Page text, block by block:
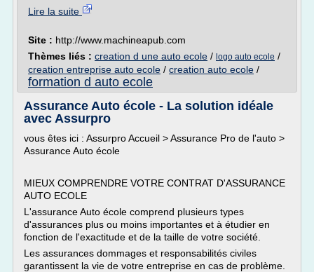
Lire la suite
Site : http://www.machineapub.com
Thèmes liés : creation d une auto ecole / logo auto ecole /
creation entreprise auto ecole / creation auto ecole /
formation d auto ecole
Assurance Auto école - La solution idéale
avec Assurpro
vous êtes ici : Assurpro Accueil > Assurance Pro de l'auto >
Assurance Auto école
MIEUX COMPRENDRE VOTRE CONTRAT D'ASSURANCE
AUTO ECOLE
L'assurance Auto école comprend plusieurs types
d'assurances plus ou moins importantes et à étudier en
fonction de l'exactitude et de la taille de votre société.
Les assurances dommages et responsabilités civiles
garantissent la vie de votre entreprise en cas de problème.